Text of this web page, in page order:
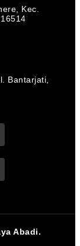
Kec.
Bantarjati,
Abadi.